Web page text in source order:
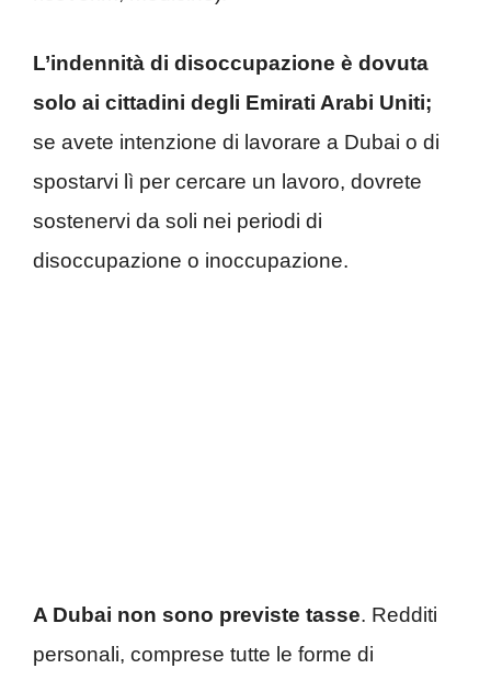
L’indennità di disoccupazione è dovuta
solo ai cittadini degli Emirati Arabi Uniti;
se avete intenzione di lavorare a Dubai o di
spostarvi lì per cercare un lavoro, dovrete
sostenervi da soli nei periodi di
disoccupazione o inoccupazione.
A Dubai non sono previste tasse. Redditi
personali, comprese tutte le forme di